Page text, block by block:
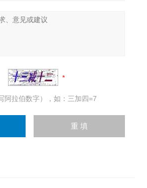
阿拉伯数字），如：三加四=7